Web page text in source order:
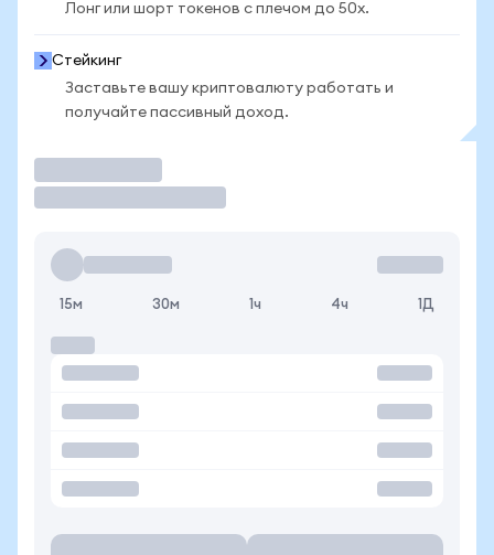
Лонг или шорт токенов с плечом до 50x.
Стейкинг
Заставьте вашу криптовалюту работать и
получайте пассивный доход.
15м 30м 1ч 4ч 1Д